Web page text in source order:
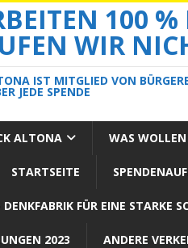
100
WIR
IST MITGLIED VON
JEDE SPENDE
ALTONA WAS
STARTSEITE
FÜR EINE STARKE
2023 ANDERE